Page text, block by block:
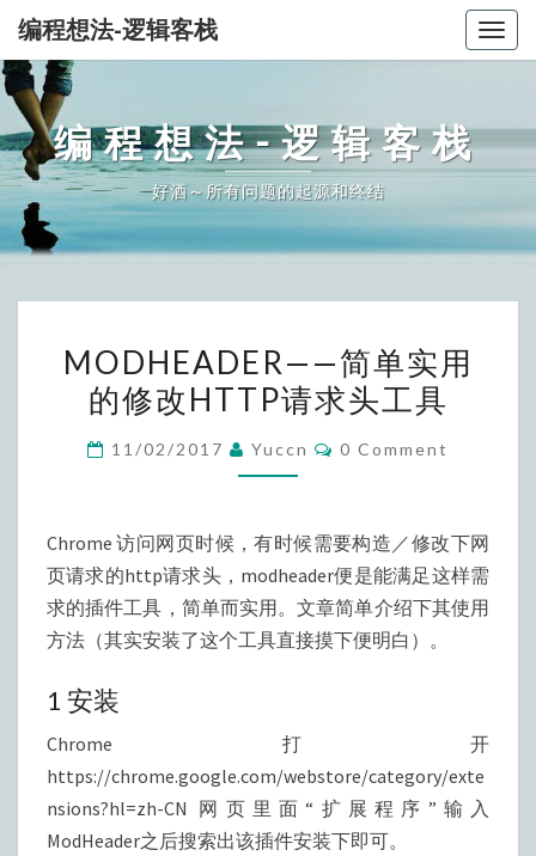
编程想法-逻辑客栈
编程想法-逻辑客栈
好酒～所有问题的起源和终结
——
简
的
改
HTTP
工
具
MODHEADER——简单实用
的修改HTTP请求头工具
11/02/2017 Yuccn Comments
0 Comment
Chrome 访问网页时候，有时候需要构造／修改下网
页请求的http请求头，modheader便是能满足这样需
求的插件工具，简单而实用。文章简单介绍下其使用
方法（其实安装了这个工具直接摸下便明白）。
1 安装
Chrome打开
https://chrome.google.com/webstore/category/exte
nsions?hl=zh-CN 网页里面“扩展程序”输入
ModHeader之后搜索出该插件安装下即可。